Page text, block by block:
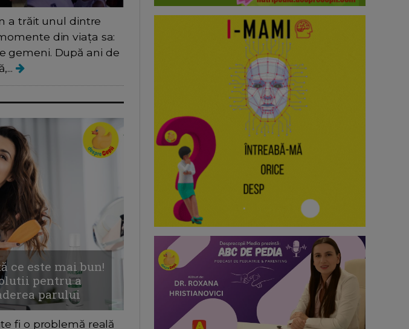
a trăit unul dintre
din viața sa:
gemeni. După ani de
ce este mai bun!
pentru a
parului
fi o problemă reală